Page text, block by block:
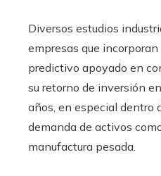
Diversos estudios
empresas que
predictivo apoyado en
su retorno de inversión
años, en especial dentro
demanda de activos
manufactura pesada.